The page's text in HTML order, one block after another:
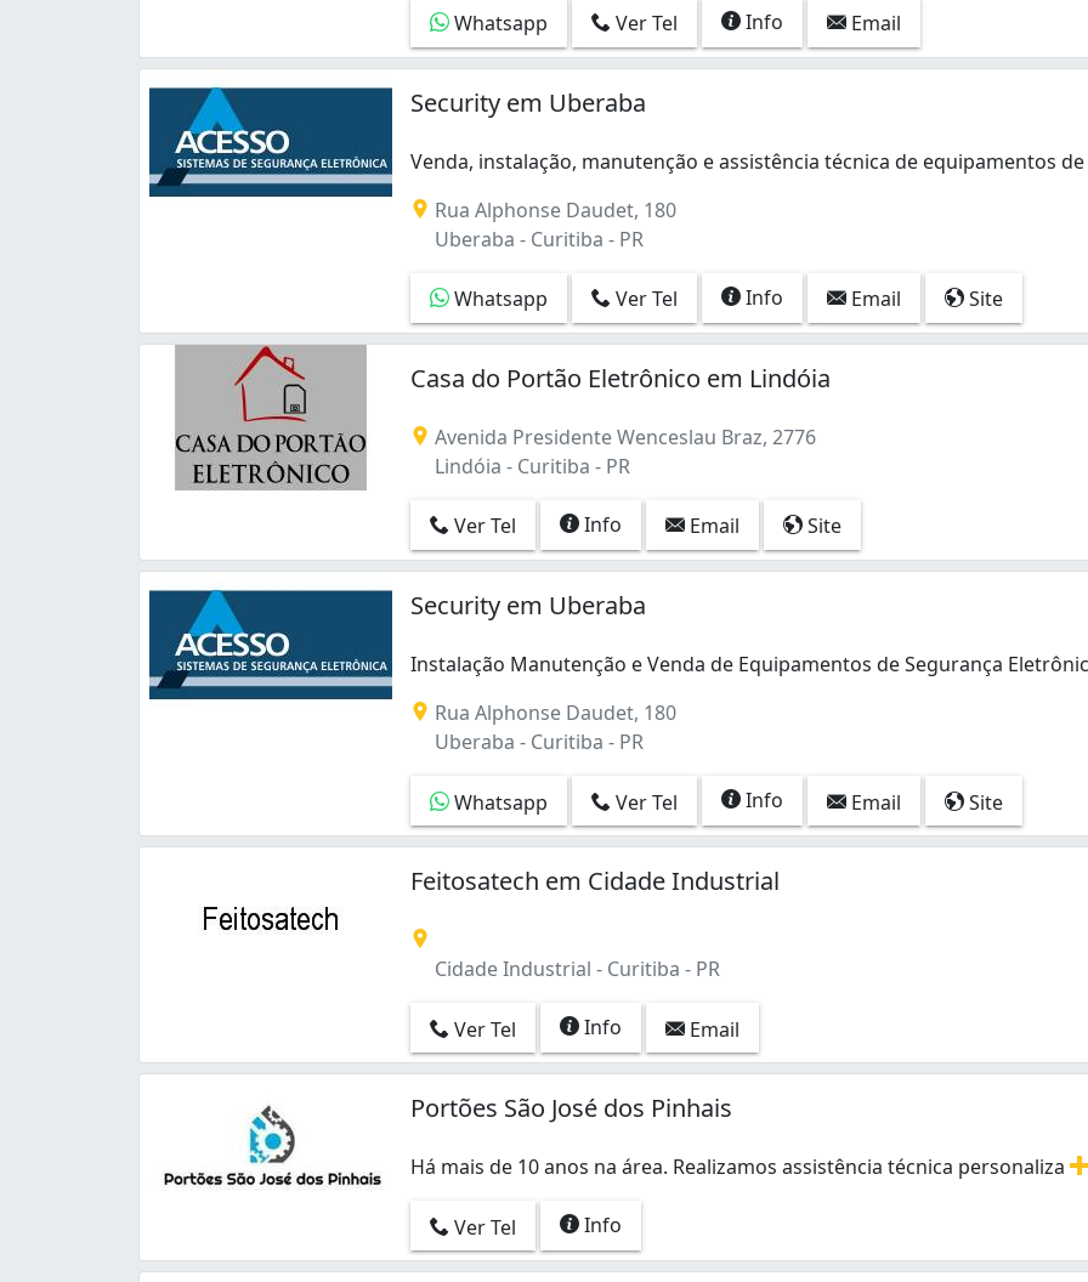
Ganchinho (1)
Guaíra (1)
Hauer (1)
Jardim Botânico (6)
Jardim Social (1)
Parolin (5)
Pilarzinho (5)
Portão (1)
Prado Velho (1)
Rebouças (1)
Santa Cândida (5)
São Francisco (2)
Sítio Cercado (3)
Tingui (3)
Uberaba (8)
Xaxim (1)
Whatsapp Ver Tel Info Email
Security em Uberaba
Venda, instalação, manutenção e assistência técnica de equipamentos
Venda, instalação, manutenção e assistência técnica de
Rua Alphonse Daudet, 180
Uberaba - Curitiba - PR
Whatsapp Ver Tel Info Email Site
Casa do Portão Eletrônico em Lindóia
Avenida Presidente Wenceslau Braz, 2776
Lindóia - Curitiba - PR
Ver Tel Info Email Site
Security em Uberaba
Instalação Manutenção e Venda de Equipamentos de Segurança
Rua Alphonse Daudet, 180
Uberaba - Curitiba - PR
Whatsapp Ver Tel Info Email Site
Feitosatech em Cidade Industrial
Cidade Industrial - Curitiba - PR
Ver Tel Info Email
Portões São José dos Pinhais
Há mais de 10 anos na área. Realizamos assistência técnica personaliza
Ver Tel
Info